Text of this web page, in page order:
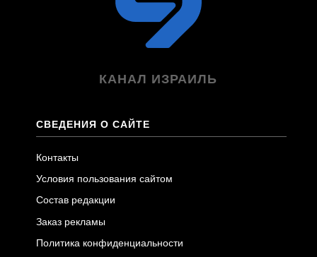
КАНАЛ ИЗРАИЛЬ
СВЕДЕНИЯ О САЙТЕ
Контакты
Условия пользования сайтом
Состав редакции
Заказ рекламы
Политика конфиденциальности